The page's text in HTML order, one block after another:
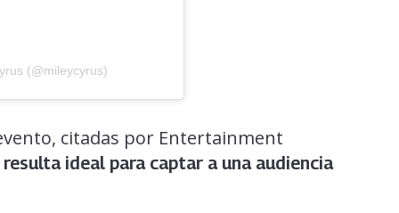
(@mileycyrus)
citadas por Entertainment
ideal para captar a una audiencia